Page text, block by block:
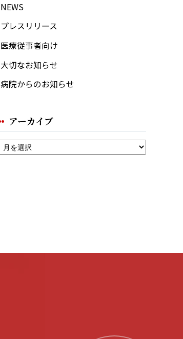
NEWS
プレスリリース
医療従事者向け
大切なお知らせ
病院からのお知らせ
アーカイブ